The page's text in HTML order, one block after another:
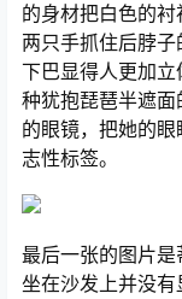
的身材把白色的
两只手抓住后脖
下巴显得人更加
种犹抱琵琶半遮
的眼镜，把她的
志性标签。
最后一张的图片
坐在沙发上并没